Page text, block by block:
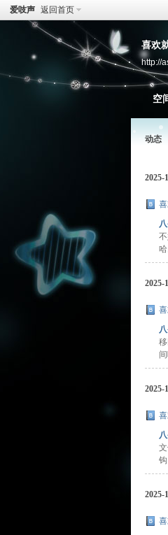
爱吱声 返回首页
喜欢
http://
空
动态
2025-
2025-
2025-
2025-